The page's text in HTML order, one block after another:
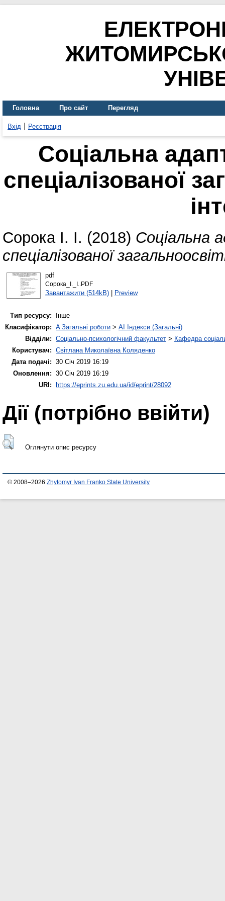
Головна Про сайт Перегляд
Вхід Реєстрація
Соціальна
спеціалізованої
Сорока І. І. (2018) Соціальна
спеціалізованої
pdf
Сорока_І._І..PDF
Завантажити (514kB)| Preview
Тип ресурсу:
Інше
Класифікатор: A Загальні роботи > AI Індекси (Загальні)
Відділи: Соціально-психологічний факультет > Кафедра
Користувач: Світлана Миколаївна Коляденко
Дата подачі: 30 Січ 2019 16:19
Оновлення: 30 Січ 2019 16:19
URI:
https://eprints.zu.edu.ua/id/eprint/28092
Дії ​​(потрібно ввійти)
Оглянути опис ресурсу
© 2008–2026 Zhytomyr Ivan Franko State University